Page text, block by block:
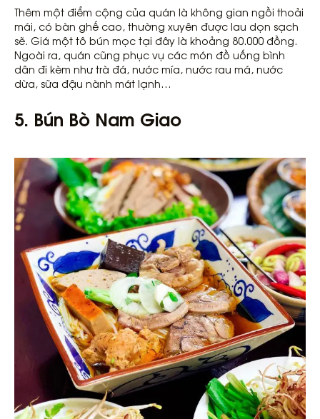
Thêm một điểm cộng của quán là không gian ngồi thoải
mái, có bàn ghế cao, thường xuyên được lau dọn sạch
sẽ. Giá một tô bún mọc tại đây là khoảng 80.000 đồng.
Ngoài ra, quán cũng phục vụ các món đồ uống bình
dân đi kèm như trà đá, nước mía, nước rau má, nước
dừa, sữa đậu nành mát lạnh…
5. Bún Bò Nam Giao